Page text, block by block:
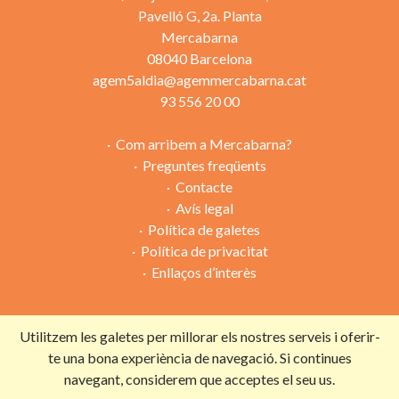
Utilitzem les galetes per millorar els nostres serveis i oferir-
te una bona experiència de navegació. Si continues
navegant, considerem que acceptes el seu us.
Pavelló G, 2a. Planta
Mercabarna
08040 Barcelona
agem5aldia@agemmercabarna.cat
93 556 20 00
Com arribem a Mercabarna?
Preguntes freqüents
Contacte
Avís legal
Política de galetes
Política de privacitat
Enllaços d’interès
Campanya organitzada per: